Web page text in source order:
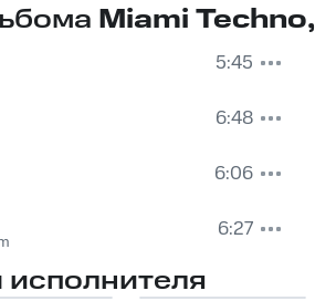
Miami Techno,
5:45
6:48
6:06
6:27